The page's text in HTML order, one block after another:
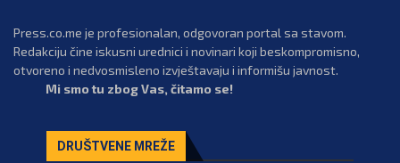
Press.co.me je profesionalan, odgovoran portal sa stavom.
Redakciju čine iskusni urednici i novinari koji beskompromisno,
otvoreno i nedvosmisleno izvještavaju i informišu javnost.
Mi smo tu zbog Vas, čitamo se!
DRUŠTVENE MREŽE